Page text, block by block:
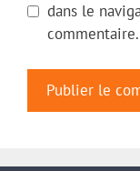
dans le
commentaire.